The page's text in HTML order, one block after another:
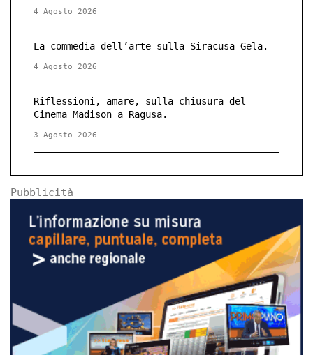
4 Agosto 2026
La commedia dell’arte sulla Siracusa-Gela.
4 Agosto 2026
Riflessioni, amare, sulla chiusura del
Cinema Madison a Ragusa.
3 Agosto 2026
Pubblicità